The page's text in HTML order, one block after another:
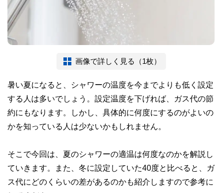
画像で詳しく見る（1枚）
暑い夏になると、シャワーの温度を今までよりも低く設定
する人は多いでしょう。設定温度を下げれば、ガス代の節
約にもなります。しかし、具体的に何度にするのがよいの
かを知っている人は少ないかもしれません。
そこで今回は、夏のシャワーの適温は何度なのかを解説し
ていきます。また、冬に設定していた40度と比べると、ガ
ス代にどのくらいの差があるのかも紹介しますので参考に